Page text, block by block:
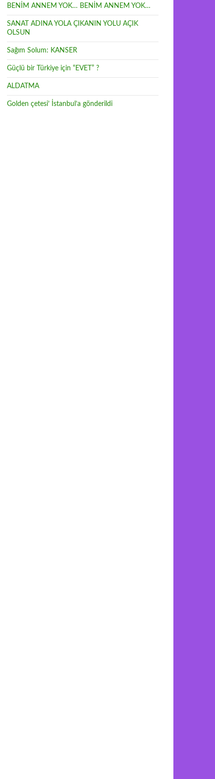
BENİM ANNEM YOK… BENİM ANNEM YOK…
SANAT ADINA YOLA ÇIKANIN YOLU AÇIK
OLSUN
Sağım Solum: KANSER
Güçlü bir Türkiye için “EVET” ?
ALDATMA
Golden çetesi’ İstanbul’a gönderildi